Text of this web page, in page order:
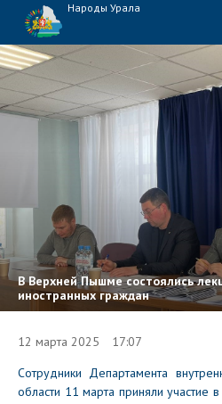
Народы Урала
В Верхней Пышме состоялись
иностранных граждан
12 марта 2025 17:07
Сотрудники Департамента
области 11 марта приняли участие